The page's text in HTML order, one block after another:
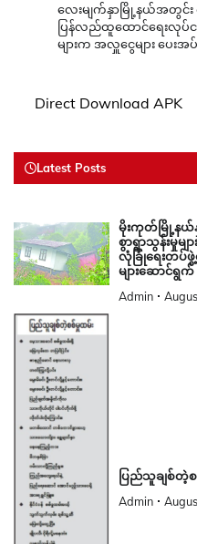
လေးမျက်နှာမြို့နယ်အတွ
ပြန်လည်ထူထောင်ရေးလုပ်
များက အလှူငွေများ ပေးအ
Direct Download APK
Latest Posts
မိုးကုတ်မြို့နယ်
စွာရွာသွန်းမှုမျ
လုံခြုံရေးတပ်
များဆောင်ရွက်
Admin
ပြည်သူချစ်တဲ့
Admin